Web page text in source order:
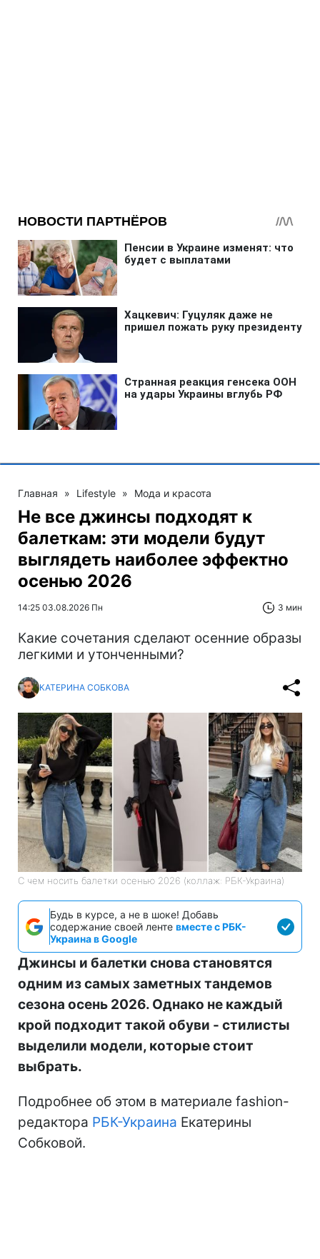
Главная » Lifestyle » Мода и красота
Не все джинсы подходят к
балеткам: эти модели будут
выглядеть наиболее эффектно
осенью 2026
14:25 03.08.2026 Пн 3 мин
Какие сочетания сделают осенние образы
легкими и утонченными?
КАТЕРИНА СОБКОВА
С чем носить балетки осенью 2026 (коллаж: РБК-Украина)
Будь в курсе, а не в шоке! Добавь
содержание своей ленте вместе с РБК-
Украина в Google
Джинсы и балетки снова становятся
одним из самых заметных тандемов
сезона осень 2026. Однако не каждый
крой подходит такой обуви - стилисты
выделили модели, которые стоит
выбрать.
Подробнее об этом в материале fashion-
редактора РБК-Украина Екатерины
Собковой.